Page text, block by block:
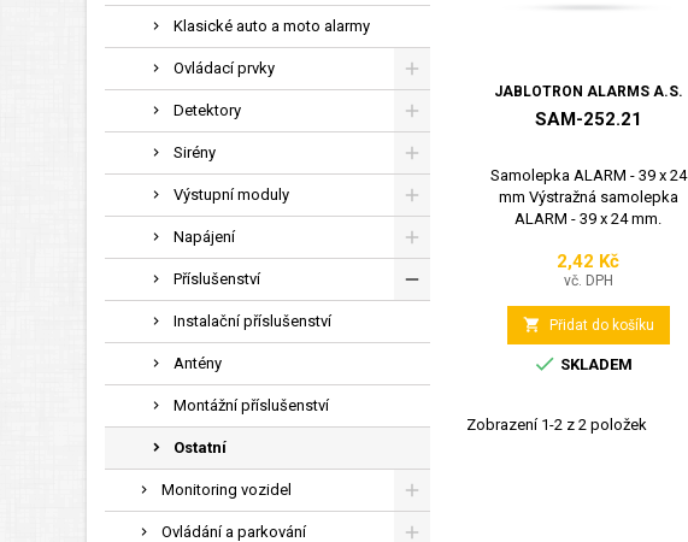
Klasické auto a moto alarmy
Ovládací prvky
Detektory
Sirény
Výstupní moduly
Napájení
Příslušenství
Instalační příslušenství
Antény
Montážní příslušenství
Ostatní
Monitoring vozidel
Ovládání a parkování
JABLOTRON ALARMS A.S.
SAM-252.21
Samolepka ALARM - 39 x 24
mm Výstražná samolepka
ALARM - 39 x 24 mm.
Cena
2,42 Kč
vč. DPH
 Přidat do košíku
 SKLADEM
Zobrazení 1-2 z 2 položek